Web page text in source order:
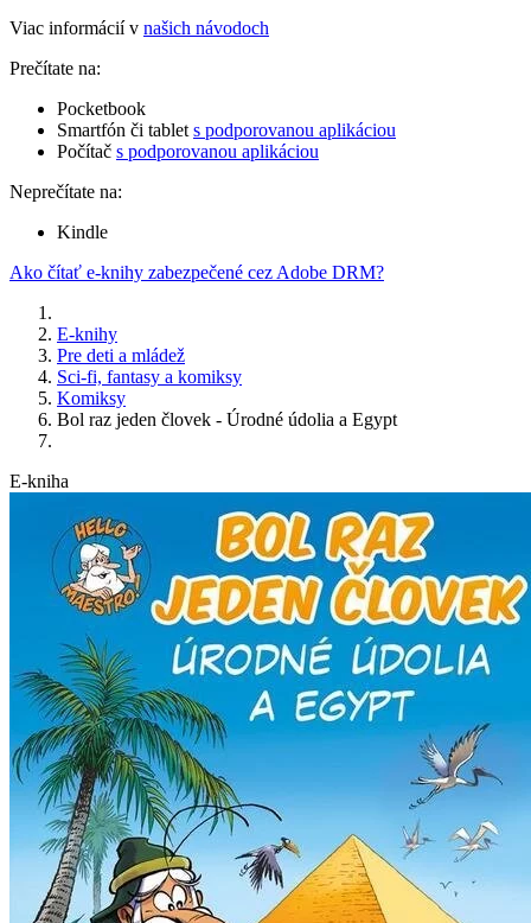
Viac informácií v našich návodoch
Prečítate na:
Pocketbook
Smartfón či tablet s podporovanou aplikáciou
Počítač s podporovanou aplikáciou
Neprečítate na:
Kindle
Ako čítať e-knihy zabezpečené cez Adobe DRM?
E-knihy
Pre deti a mládež
Sci-fi, fantasy a komiksy
Komiksy
Bol raz jeden človek - Úrodné údolia a Egypt
E-kniha